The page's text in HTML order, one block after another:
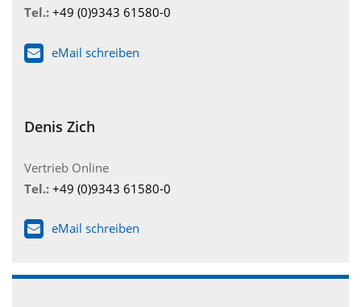
Tel.: +49 (0)9343 61580-0
eMail schreiben
Denis Zich
Vertrieb Online
Tel.: +49 (0)9343 61580-0
eMail schreiben